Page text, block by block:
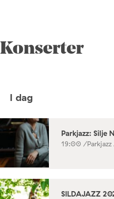
Konserter
I dag
Parkjazz: Silje
19:00 /
SILDAJAZZ